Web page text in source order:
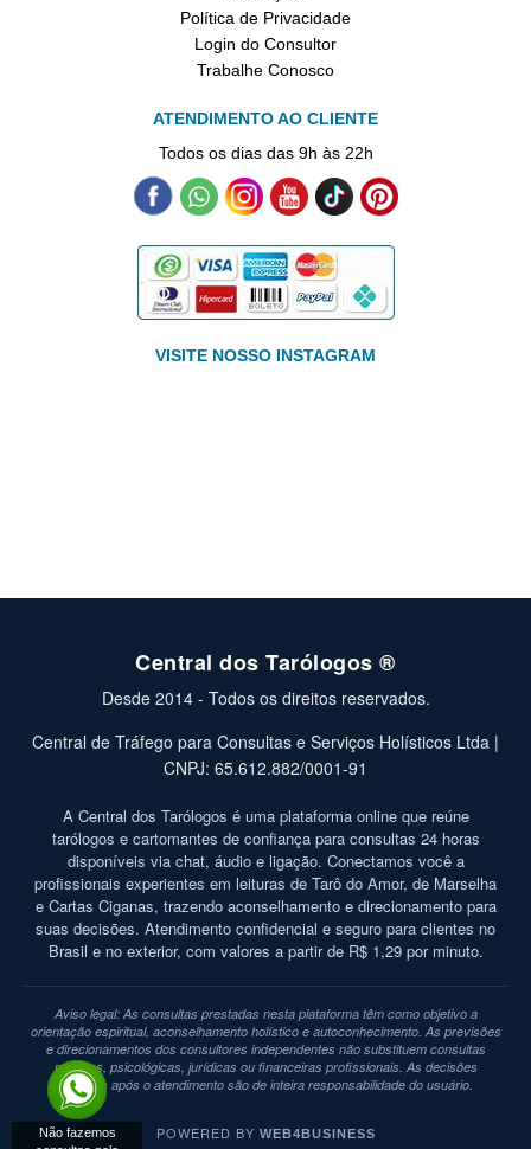
Política de Privacidade
Login do Consultor
Trabalhe Conosco
ATENDIMENTO AO CLIENTE
Todos os dias das 9h às 22h
VISITE NOSSO INSTAGRAM
Central dos Tarólogos ®
Desde 2014 - Todos os direitos reservados.
Central de Tráfego para Consultas e Serviços Holísticos Ltda |
CNPJ: 65.612.882/0001-91
A Central dos Tarólogos é uma plataforma online que reúne
tarólogos e cartomantes de confiança para consultas 24 horas
disponíveis via chat, áudio e ligação. Conectamos você a
profissionais experientes em leituras de Tarô do Amor, de Marselha
e Cartas Ciganas, trazendo aconselhamento e direcionamento para
suas decisões. Atendimento confidencial e seguro para clientes no
Brasil e no exterior, com valores a partir de R$ 1,29 por minuto.
Aviso legal: As consultas prestadas nesta plataforma têm como objetivo a
orientação espiritual, aconselhamento holístico e autoconhecimento. As previsões
e direcionamentos dos consultores independentes não substituem consultas
médicas, psicológicas, jurídicas ou financeiras profissionais. As decisões
tomadas após o atendimento são de inteira responsabilidade do usuário.
POWERED BY WEB4BUSINESS
Não fazemos